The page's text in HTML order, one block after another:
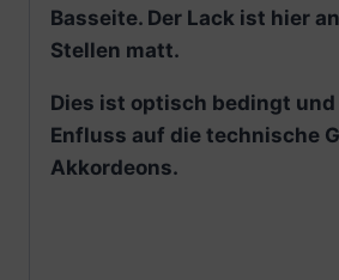
Basseite. Der Lack ist hier
Stellen matt.
Dies ist optisch bedingt
Enfluss auf die technische
Akkordeons.